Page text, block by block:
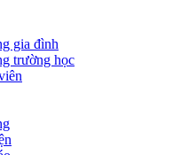
gia đình
trường học